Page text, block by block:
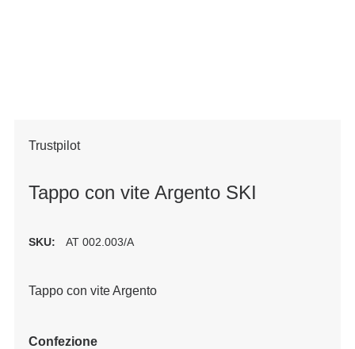
Trustpilot
Tappo con vite Argento SKI
SKU: AT 002.003/A
Tappo con vite Argento
Confezione